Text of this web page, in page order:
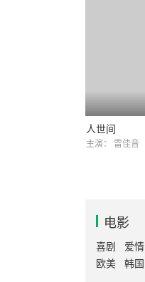
人世间
主演： 雷佳音
电影
喜剧 爱情
欧美
韩国